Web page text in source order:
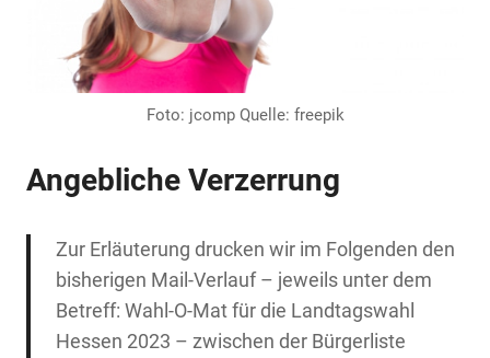
Foto: jcomp Quelle: freepik
Angebliche Verzerrung
Zur Erläuterung drucken wir im Folgenden den
bisherigen Mail-Verlauf – jeweils unter dem
Betreff: Wahl-O-Mat für die Landtagswahl
Hessen 2023 – zwischen der Bürgerliste